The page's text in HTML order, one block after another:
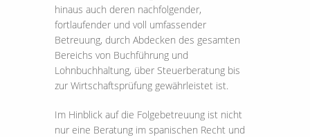
hinaus auch deren nachfolgender,
fortlaufender und voll umfassender
Betreuung, durch Abdecken des gesamten
Bereichs von Buchführung und
Lohnbuchhaltung, über Steuerberatung bis
zur Wirtschaftsprüfung gewährleistet ist.
Im Hinblick auf die Folgebetreuung ist nicht
nur eine Beratung im spanischen Recht und